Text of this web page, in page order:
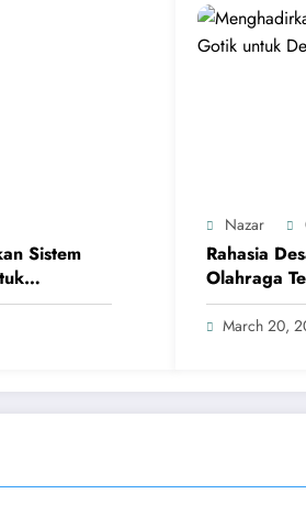
Sistem
Nazar
Rahasia
Olahraga
March 20,